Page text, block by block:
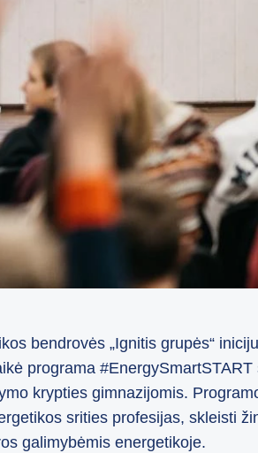
bendrovės „Ignitis grupės“
programa #EnergySmartSTART
krypties gimnazijomis.
srities profesijas, skleisti
galimybėmis energetikoje.